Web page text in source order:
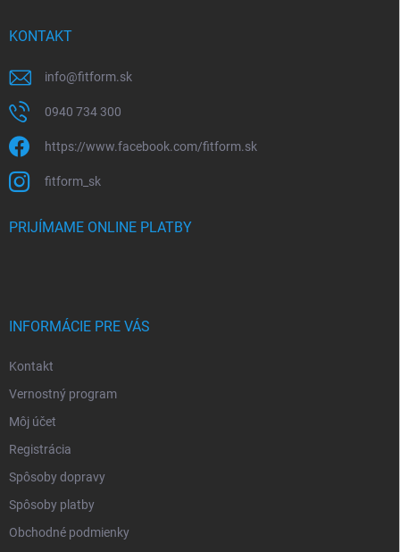
KONTAKT
info@fitform.sk
0940 734 300
https://www.facebook.com/fitform.sk
fitform_sk
PRIJÍMAME ONLINE PLATBY
INFORMÁCIE PRE VÁS
Kontakt
Vernostný program
Môj účet
Registrácia
Spôsoby dopravy
Spôsoby platby
Obchodné podmienky